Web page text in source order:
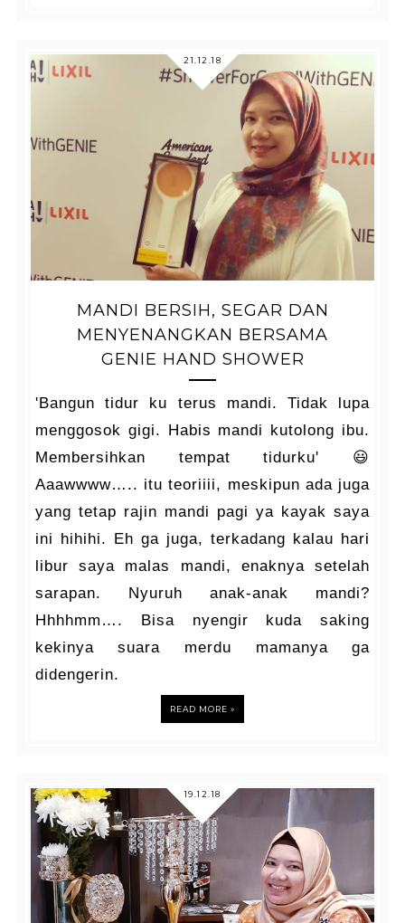
21.12.18
MANDI BERSIH, SEGAR DAN
MENYENANGKAN BERSAMA
GENIE HAND SHOWER
'Bangun tidur ku terus mandi. Tidak lupa
menggosok gigi. Habis mandi kutolong ibu.
Membersihkan tempat tidurku' 😃
Aaawwww….. itu teoriiii, meskipun ada juga
yang tetap rajin mandi pagi ya kayak saya
ini hihihi. Eh ga juga, terkadang kalau hari
libur saya malas mandi, enaknya setelah
sarapan. Nyuruh anak-anak mandi?
Hhhhmm…. Bisa nyengir kuda saking
kekinya suara merdu mamanya ga
didengerin.
READ MORE »
19.12.18